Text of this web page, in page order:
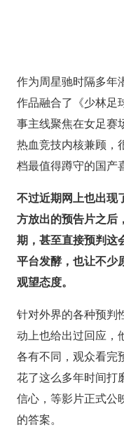
作为周星驰时隔多年
作品融合了《少林足
事主线聚焦在女足赛
热血竞技内核兼顾，
档最值得蹲守的国产
不过近期网上也出现
方放出的预告片之后
期，甚至直接预判这
平台发酵，也让不少
观望态度。
针对外界的各种预判
动上也给出过回应，
各有不同，观众看完
花了这么多年时间打
信心，等影片正式公
的答案。